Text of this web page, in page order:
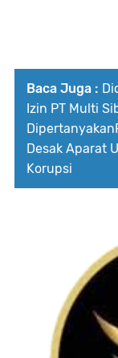
Baca Juga :
Izin PT Multi
Desak Aparat
Korupsi